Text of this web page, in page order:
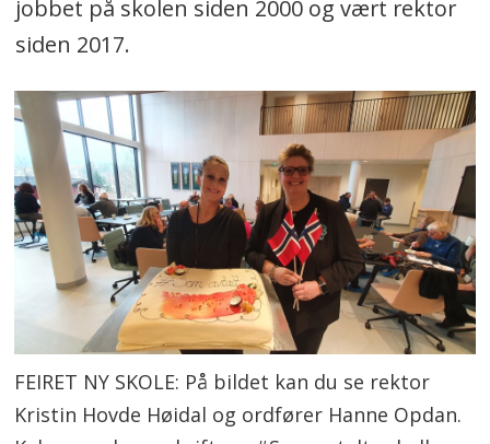
jobbet på skolen siden 2000 og vært rektor
siden 2017.
FEIRET NY SKOLE: På bildet kan du se rektor
Kristin Hovde Høidal og ordfører Hanne Opdan.